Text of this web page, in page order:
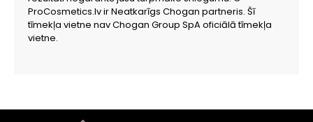
ProCosmetics.lv ir Neatkarīgs Chogan partneris. Šī
tīmekļa vietne nav Chogan Group SpA oficiālā tīmekļa
vietne.